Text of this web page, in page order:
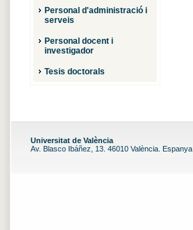
Personal d'administració i
serveis
Personal docent i
investigador
Tesis doctorals
Universitat de València
Av. Blasco Ibáñez, 13. 46010 València. Espanya